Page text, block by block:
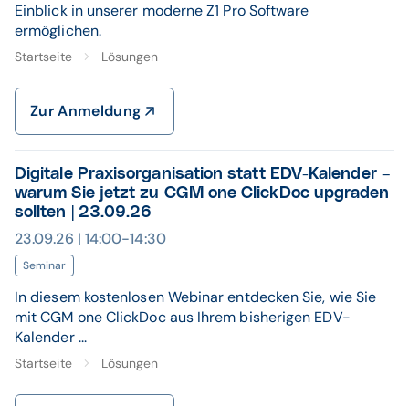
Einblick in unserer moderne Z1 Pro Software
ermöglichen.
Startseite Lösungen
Zur Anmeldung
Digitale Praxisorganisation statt EDV-Kalender –
warum Sie jetzt zu CGM one ClickDoc upgraden
sollten | 23.09.26
23.09.26 | 14:00-14:30
Seminar
In diesem kostenlosen Webinar entdecken Sie, wie Sie
mit CGM one ClickDoc aus Ihrem bisherigen EDV-
Kalender ...
Startseite Lösungen